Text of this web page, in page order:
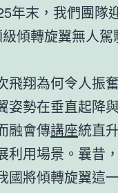
年末，我們團隊
級傾轉旋翼無人
飛翔為何令人振
姿勢在垂直起降
融會傳講座統直
利用場景。曩昔
國將傾轉旋翼這